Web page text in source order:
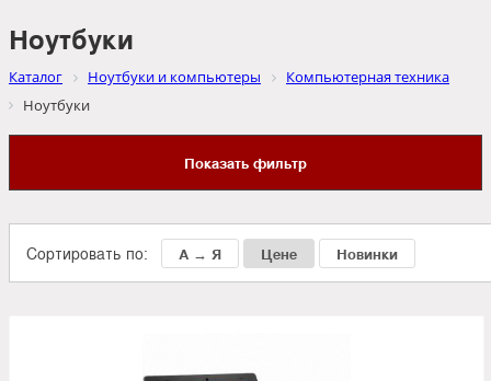
Ноутбуки
Каталог Ноутбуки и компьютеры
Компьютерная техника
Ноутбуки
Показать фильтр
Сортировать по: А → Я Цене Новинки